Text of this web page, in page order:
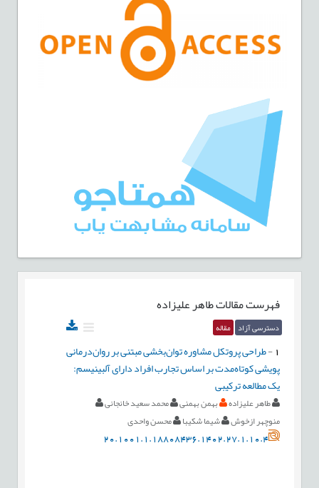
فهرست مقالاتطاهر علیزاده
دسترسی آزاد مقاله
-طراحی پروتکل مشاوره توان‌بخشی مبتنی بر روان‌درمانی
پویشی کوتاه‌مدت بر اساس تجارب افراد دارای آلبینیسم:
یک مطالعه ترکیبی
طاهر علیزاده بهمن بهمنی
محمد سعید خانجانی
منوچهر ازخوش
شیما شکیبا محسن واحدی
20.1001.1.18808436.1402.27.1.10.4